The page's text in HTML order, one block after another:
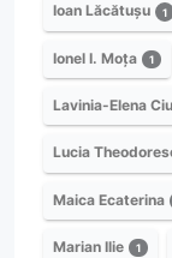
Ioan Lăcătușu 1
Ionel I. Moța 1
Lavinia-Elena
Lucia
Maica Ecaterina
Marian Ilie 1